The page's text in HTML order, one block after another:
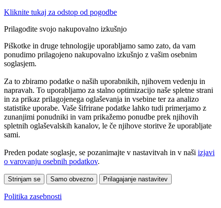
Kliknite tukaj za odstop od pogodbe
Prilagodite svojo nakupovalno izkušnjo
Piškotke in druge tehnologije uporabljamo samo zato, da vam
ponudimo prilagojeno nakupovalno izkušnjo z vašim osebnim
soglasjem.
Za to zbiramo podatke o naših uporabnikih, njihovem vedenju in
napravah. To uporabljamo za stalno optimizacijo naše spletne strani
in za prikaz prilagojenega oglaševanja in vsebine ter za analizo
statistike uporabe. Vaše šifrirane podatke lahko tudi primerjamo z
zunanjimi ponudniki in vam prikažemo ponudbe prek njihovih
spletnih oglaševalskih kanalov, le če njihove storitve že uporabljate
sami.
Preden podate soglasje, se pozanimajte v nastavitvah in v naši izjavi
o varovanju osebnih podatkov.
Strinjam se Samo obvezno Prilagajanje nastavitev
Politika zasebnosti